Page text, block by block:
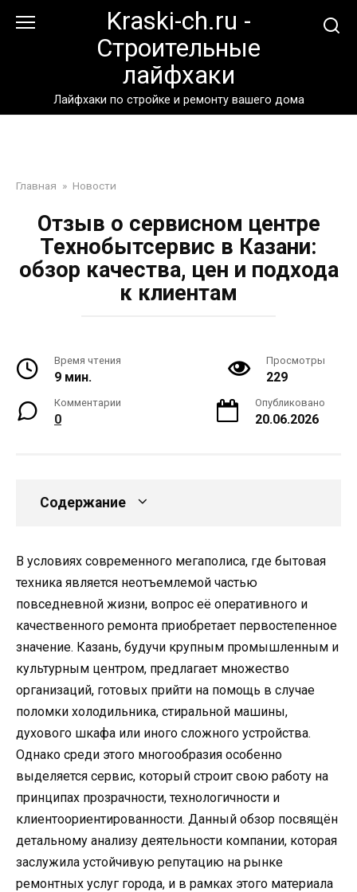
Kraski-ch.ru -
Строительные
лайфхаки
Лайфхаки по стройке и ремонту вашего дома
Главная » Новости
Отзыв о сервисном центре
Технобытсервис в Казани:
обзор качества, цен и подхода
к клиентам
Время чтения
9 мин.
Просмотры
229
Комментарии
0
Опубликовано
20.06.2026
Содержание
В условиях современного мегаполиса, где бытовая
техника является неотъемлемой частью
повседневной жизни, вопрос её оперативного и
качественного ремонта приобретает первостепенное
значение. Казань, будучи крупным промышленным и
культурным центром, предлагает множество
организаций, готовых прийти на помощь в случае
поломки холодильника, стиральной машины,
духового шкафа или иного сложного устройства.
Однако среди этого многообразия особенно
выделяется сервис, который строит свою работу на
принципах прозрачности, технологичности и
клиентоориентированности. Данный обзор посвящён
детальному анализу деятельности компании, которая
заслужила устойчивую репутацию на рынке
ремонтных услуг города, и в рамках этого материала